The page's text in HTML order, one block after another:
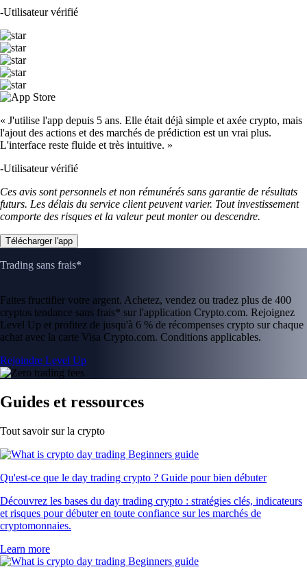
-Utilisateur vérifié
« J'utilise l'app depuis 5 ans. Elle était déjà simple et axée crypto, mais
l'ajout des actions et des marchés de prédiction est un vrai plus.
L'interface reste fluide et très intuitive. »
-Utilisateur vérifié
Ces avis sont personnels et non rémunérés sans garantie de résultats
futurs. Les délais du service client peuvent varier. Tout investissement
comporte des risques et la valeur peut monter ou descendre.
Télécharger l'app
Trading sans frais*
Faites fructifier votre argent. Achetez, vendez ou tradez plus de 400
cryptos tendance sans frais* sur l'application Crypto.com. Rejoignez
Level Up et profitez de jusqu'à 6 % de récompenses crypto sur chaque
achat avec la carte Visa Crypto.com. Conditions applicables.
Rejoindre Level Up
Guides et ressources
Tout savoir sur la crypto
Qu'est-ce que le day trading crypto ? Guide pour bien débuter
Découvrez les bases du day trading crypto : stratégies clés, indicateurs
et risques pour débuter en toute confiance sur les marchés de
cryptomonnaies.
Learn more